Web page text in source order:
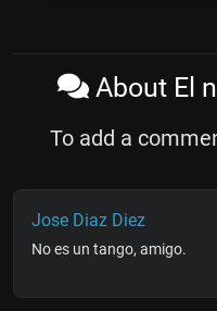
About El
To add a
Jose Diaz Diez
No es un tango, amigo.